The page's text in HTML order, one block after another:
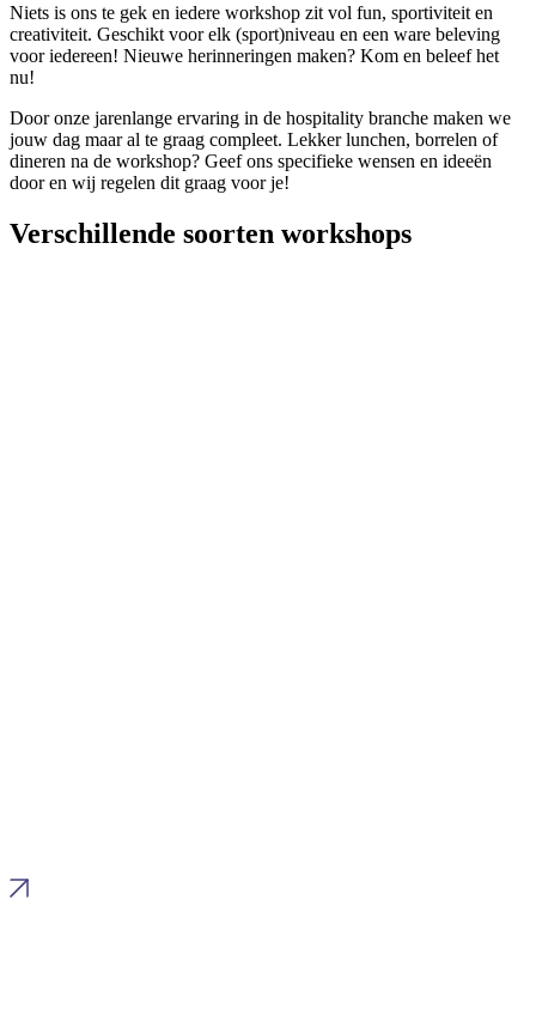
Niets is ons te gek en iedere workshop zit vol fun, sportiviteit en
creativiteit. Geschikt voor elk (sport)niveau en een ware beleving
voor iedereen! Nieuwe herinneringen maken? Kom en beleef het
nu!
Door onze jarenlange ervaring in de hospitality branche maken we
jouw dag maar al te graag compleet. Lekker lunchen, borrelen of
dineren na de workshop? Geef ons specifieke wensen en ideeën
door en wij regelen dit graag voor je!
Verschillende soorten workshops